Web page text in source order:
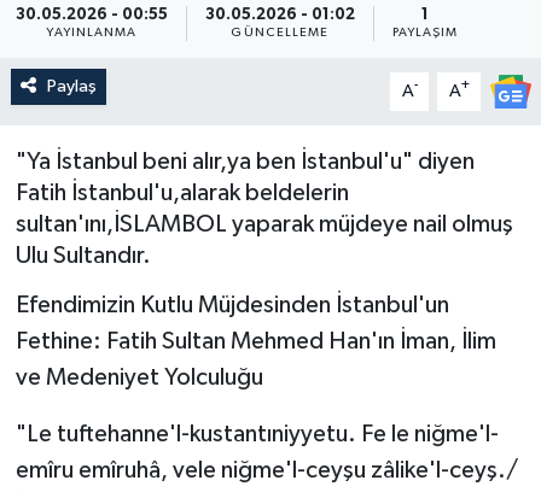
30.05.2026 - 00:55
YAYINLANMA
30.05.2026 - 01:02
GÜNCELLEME
1
PAYLAŞIM
Paylaş A- A+
"Ya İstanbul beni alır,ya ben İstanbul'u" diyen
Fatih İstanbul'u,alarak beldelerin
sultan'ını,İSLAMBOL yaparak müjdeye nail olmuş
Ulu Sultandır.
Efendimizin Kutlu Müjdesinden İstanbul'un
Fethine: Fatih Sultan Mehmed Han'ın İman, İlim
ve Medeniyet Yolculuğu
"Le tuftehanne'l-kustantıniyyetu. Fe le niğme'l-
emîru emîruhâ, vele niğme'l-ceyşu zâlike'l-ceyş./